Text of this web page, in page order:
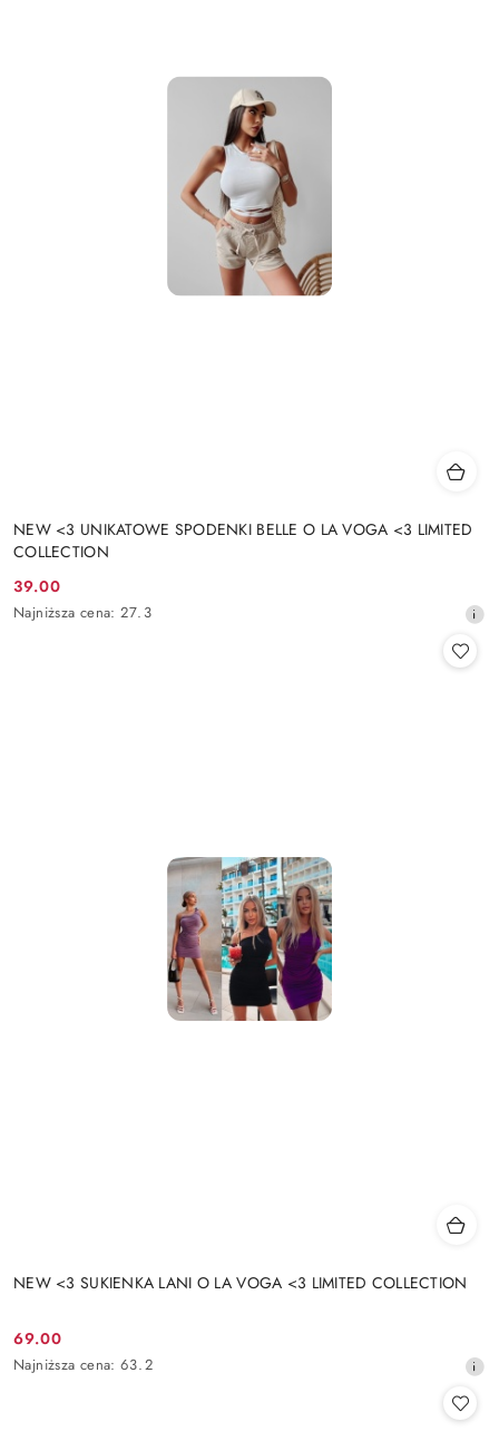
NEW <3 UNIKATOWE SPODENKI BELLE O LA VOGA <3 LIMITED
COLLECTION
Cena
promocyjna:
39.00
Najniższa
Najniższa cena: 27.3
NEW <3 SUKIENKA LANI O LA VOGA <3 LIMITED COLLECTION
Cena
promocyjna:
69.00
Najniższa
Najniższa cena: 63.2